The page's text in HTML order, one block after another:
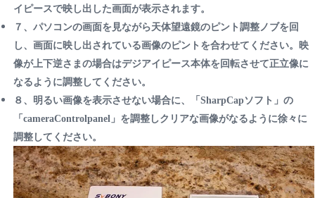
イピースで映し出した画面が表示されます。
７、パソコンの画面を見ながら天体望遠鏡のピント調整ノブを回
し、画面に映し出されている画像のピントを合わせてください。映
像が上下逆さまの場合はデジアイピース本体を回転させて正立像に
なるように調整してください。
８、明るい画像を表示させない場合に、「SharpCapソフト」の
「cameraControlpanel」を調整しクリアな画像がなるように徐々に
調整してください。